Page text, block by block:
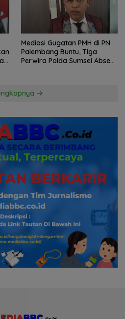
Mediasi Gugatan PMH di PN
Palembang Buntu, Tiga
Perwira Polda Sumsel Absen,